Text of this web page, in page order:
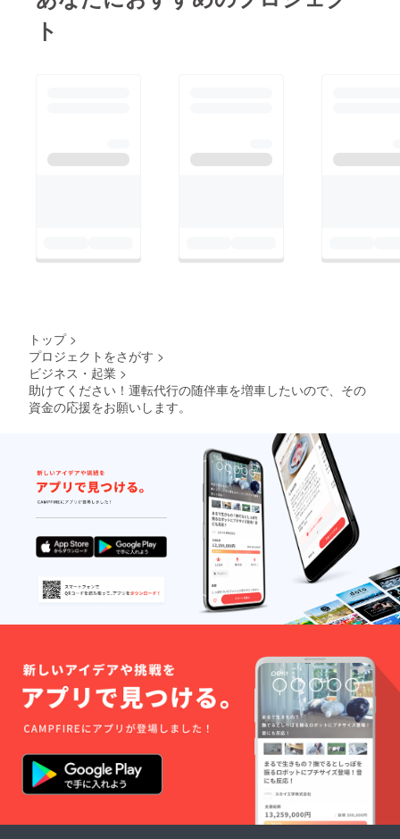
ト
トップ >
プロジェクトをさがす >
ビジネス・起業 >
助けてください！運転代行の随伴車を増車したいので、その
資金の応援をお願いします。